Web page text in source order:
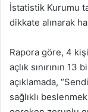
İstatistik Kurumu
dikkate alınarak
Rapora göre, 4
açlık sınırının
açıklamada,
sağlıklı